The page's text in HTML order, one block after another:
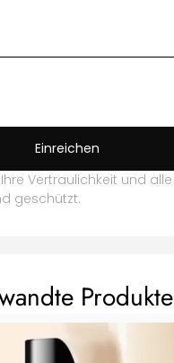
Einreichen
Vertraulichkeit und alle
geschützt.
Produkte